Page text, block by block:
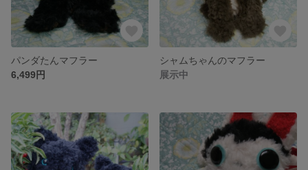
パンダたんマフラー
6,499円
シャムちゃんのマフラー
展示中